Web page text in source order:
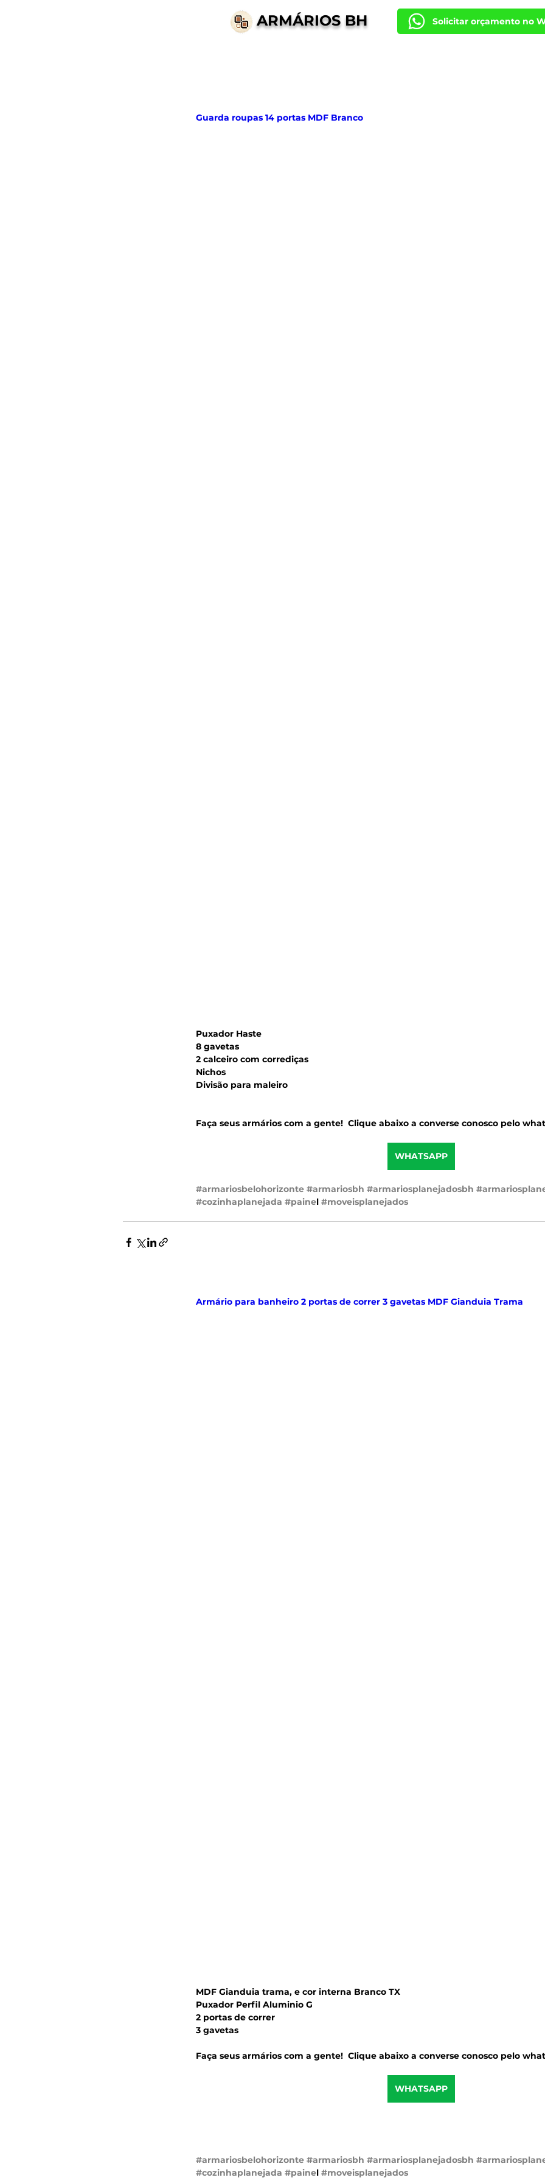
ARMÁRIOS BH Solicitar orçamento no
Guarda roupas 14 portas MDF Branco
Puxador Haste
8 gavetas
2 calceiro com corrediças
Nichos
Divisão para maleiro
Faça seus armários com a gente!  Clique abaixo a converse conosco pelo
WHATSAPP
#armariosbelohorizonte #armariosbh #armariosplanejadosbh
#cozinhaplanejada #painel #moveisplanejados
Armário para banheiro 2 portas de correr 3 gavetas MDF Gianduia Trama
MDF Gianduia trama, e cor interna Branco TX
Puxador Perfil Aluminio G
2 portas de correr
3 gavetas
Faça seus armários com a gente!  Clique abaixo a converse conosco pelo
WHATSAPP
#armariosbelohorizonte #armariosbh #armariosplanejadosbh
#cozinhaplanejada #painel #moveisplanejados